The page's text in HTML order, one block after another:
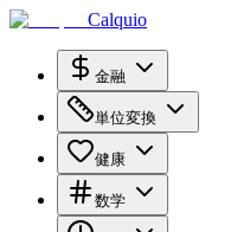
Calquio
金融
単位変換
健康
数学